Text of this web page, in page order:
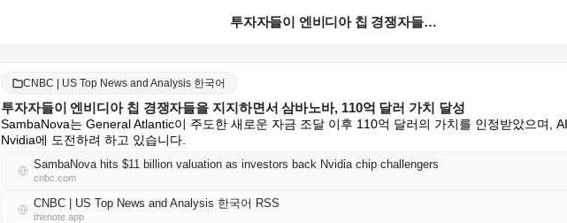
투자자들이 엔비디아 칩 경쟁자들을 지지하면서 삼바노바,...
CNBC | US Top News and Analysis 한국어
투자자들이 엔비디아 칩 경쟁자들을 지지하면서 삼바노바, 110억 달러 가치 달성
SambaNova는 General Atlantic이 주도한 새로운 자금 조달 이후 110억 달러의 가치를 인정받았으며,
Nvidia에 도전하려 하고 있습니다.
SambaNova hits $11 billion valuation as investors back Nvidia chip challengers
cnbc.com
CNBC | US Top News and Analysis 한국어 RSS
thenote.app